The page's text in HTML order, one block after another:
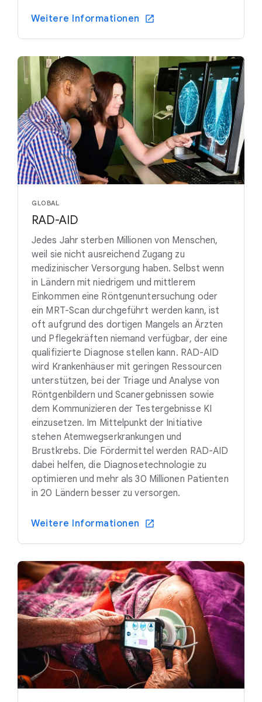
Weitere Informationen
GLOBAL
RAD-AID
Jedes Jahr sterben Millionen von Menschen,
weil sie nicht ausreichend Zugang zu
medizinischer Versorgung haben. Selbst wenn
in Ländern mit niedrigem und mittlerem
Einkommen eine Röntgenuntersuchung oder
ein MRT-Scan durchgeführt werden kann, ist
oft aufgrund des dortigen Mangels an Ärzten
und Pflegekräften niemand verfügbar, der eine
qualifizierte Diagnose stellen kann. RAD-AID
wird Krankenhäuser mit geringen Ressourcen
unterstützen, bei der Triage und Analyse von
Röntgenbildern und Scanergebnissen sowie
dem Kommunizieren der Testergebnisse KI
einzusetzen. Im Mittelpunkt der Initiative
stehen Atemwegserkrankungen und
Brustkrebs. Die Fördermittel werden RAD-AID
dabei helfen, die Diagnosetechnologie zu
optimieren und mehr als 30 Millionen Patienten
in 20 Ländern besser zu versorgen.
Weitere Informationen